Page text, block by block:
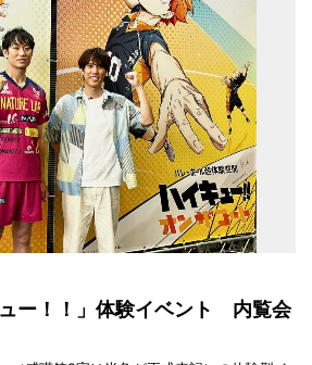
ー！！」体験イベント 内覧会